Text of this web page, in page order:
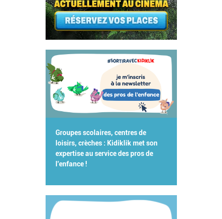
Groupes scolaires, centres de
loisirs, crèches : Kidiklik met son
expertise au service des pros de
l'enfance !